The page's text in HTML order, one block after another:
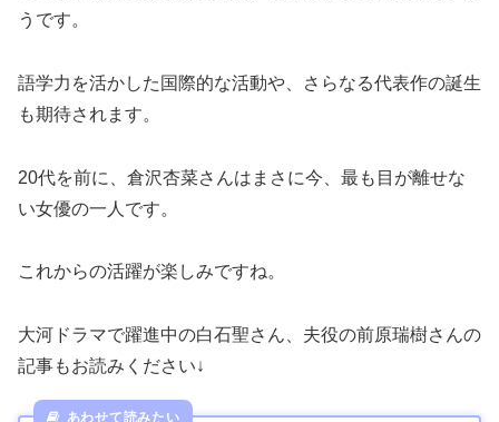
うです。
語学力を活かした国際的な活動や、さらなる代表作の誕生
も期待されます。
20代を前に、倉沢杏菜さんはまさに今、最も目が離せな
い女優の一人です。
これからの活躍が楽しみですね。
大河ドラマで躍進中の白石聖さん、夫役の前原瑞樹さんの
記事もお読みください↓